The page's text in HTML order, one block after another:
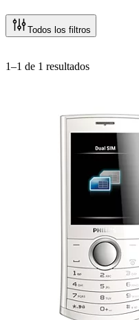
Todos los filtros
1–1 de 1 resultados